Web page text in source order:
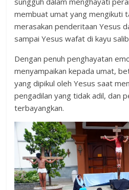
membuat umat yang mengikuti
merasakan penderitaan Yesus
sampai Yesus wafat di kayu
Dengan penuh penghayatan
menyampaikan kepada umat,
yang dipikul oleh Yesus saat
pengadilan yang tidak adil, dan
terbayangkan.